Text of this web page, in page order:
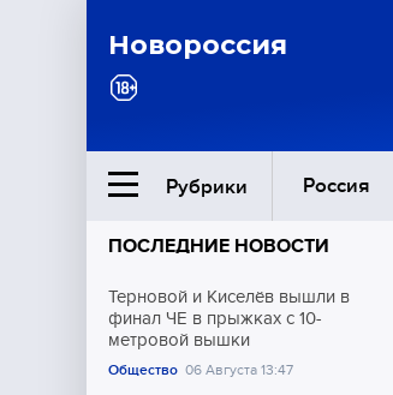
Новороссия
Рубрики Россия
Ближний Восток
Общество
ПОСЛЕДНИЕ НОВОСТИ
Терновой и Киселёв вышли в
финал ЧЕ в прыжках с 10-
метровой вышки
Общество 06 Августа 13:47